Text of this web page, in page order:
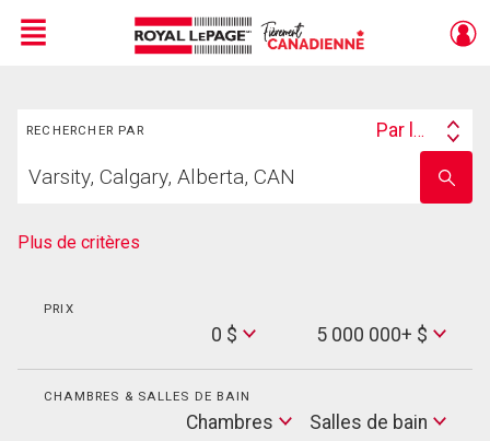
Menu
RECHERCHER PAR
Search
Par lieu
votre
nom
Plus de critères
PRIX
0 $
Max
Price
5 000 000+ $
CHAMBRES & SALLES DE BAIN
Chambres
Salles
Salles de bain